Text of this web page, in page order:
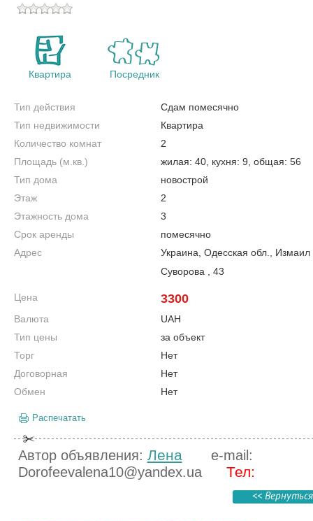
Квартира Посредник
Тип действия
Сдам помесячно
Тип недвижимости
Квартира
Количество комнат
2
Площадь (м.кв.)
жилая: 40, кухня: 9, общая: 56
Тип дома
новострой
Этаж
2
Этажность дома
3
Срок аренды
помесячно
Адрес
Украина, Одесская обл., Измаил
Суворова , 43
Цена 3300
Валюта
UAH
Тип цены
за объект
Торг
Нет
Договорная
Нет
Обмен
Нет
Распечатать
Автор объявления: Лена
e-mail:
Dorofeevalena10@yandex.ua
Тел:
<<